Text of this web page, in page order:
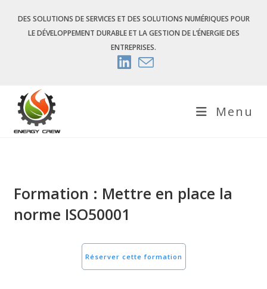
content
DES SOLUTIONS DE SERVICES ET DES SOLUTIONS NUMÉRIQUES POUR
LE DÉVELOPPEMENT DURABLE ET LA GESTION DE L’ÉNERGIE DES
ENTREPRISES.
Menu
Formation : Mettre en place la
norme ISO50001
Réserver cette formation